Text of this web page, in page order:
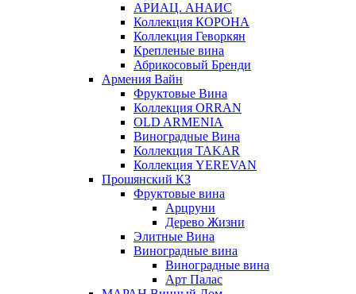
АРИАЦ. АНАИС
Коллекция КОРОНА
Коллекция Геворкян
Крепленые вина
Абрикосовый Бренди
Армения Вайн
Фруктовые Вина
Коллекция ORRAN
OLD ARMENIA
Виноградные Вина
Коллекция TAKAR
Коллекция YEREVAN
Прошянский КЗ
Фруктовые вина
Арцруни
Дерево Жизни
Элитные Вина
Виноградные вина
Виноградные вина
Арт Палас